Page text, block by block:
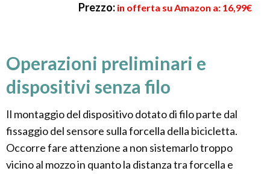
Prezzo: in offerta su Amazon a: 16,99€
Operazioni preliminari e
dispositivi senza filo
Il montaggio del dispositivo dotato di filo parte dal
fissaggio del sensore sulla forcella della bicicletta.
Occorre fare attenzione a non sistemarlo troppo
vicino al mozzo in quanto la distanza tra forcella e